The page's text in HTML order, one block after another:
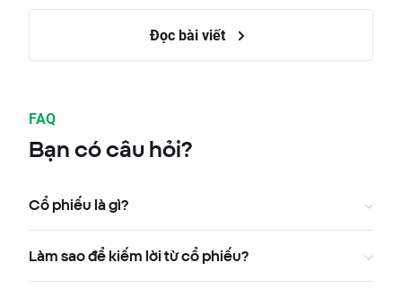
Đọc bài viết
FAQ
Bạn có câu hỏi?
Cổ phiếu là gì?
Làm sao để kiếm lời từ cổ phiếu?